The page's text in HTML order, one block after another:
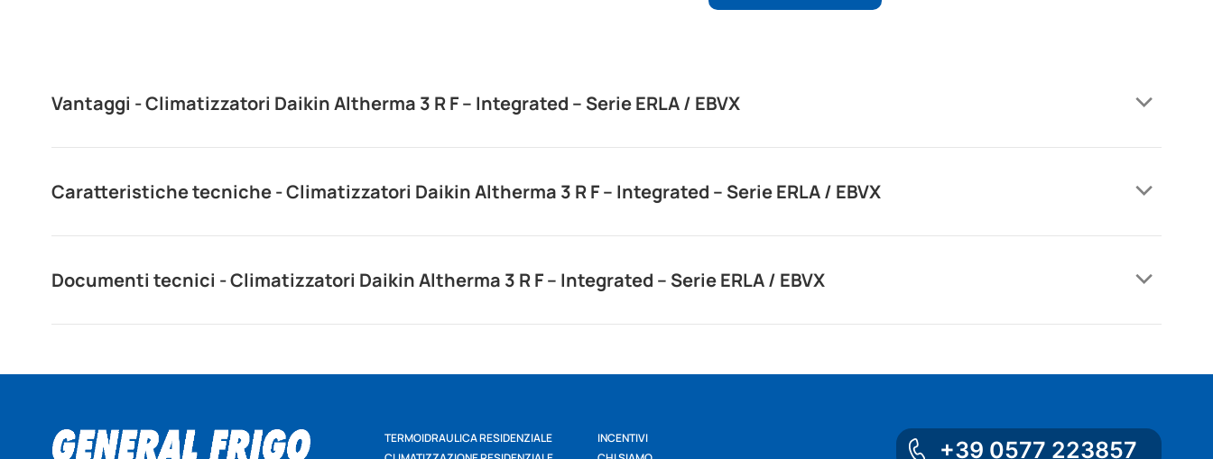
Vantaggi - Climatizzatori Daikin Altherma 3 R F – Integrated – Serie ERLA / EBVX
Caratteristiche tecniche - Climatizzatori Daikin Altherma 3 R F – Integrated – Serie ERLA / EBVX
Documenti tecnici - Climatizzatori Daikin Altherma 3 R F – Integrated – Serie ERLA / EBVX
TERMOIDRAULICA RESIDENZIALE
INCENTIVI
+39 0577 223857